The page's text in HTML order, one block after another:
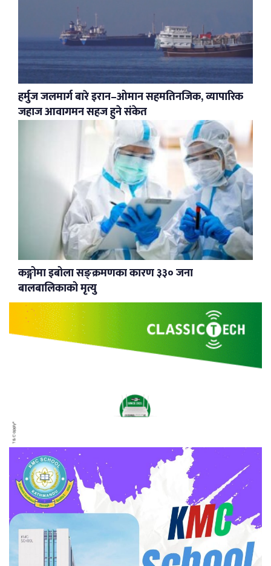
हर्मुज जलमार्ग बारे इरान–ओमान सहमतिनजिक, व्यापारिक
जहाज आवागमन सहज हुने संकेत
कङ्गोमा इबोला सङ्क्रमणका कारण ३३० जना
बालबालिकाको मृत्यु